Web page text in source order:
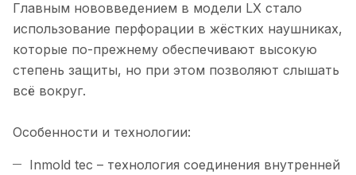
Главным нововведением в модели LX стало
использование перфорации в жёстких наушниках,
которые по-прежнему обеспечивают высокую
степень защиты, но при этом позволяют слышать
всё вокруг.
Особенности и технологии:
Inmold tec – технология соединения внутренней